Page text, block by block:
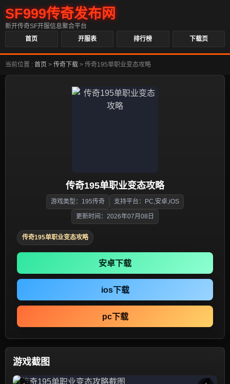
SF999传奇发布网
新开传奇SF开服信息聚合平台
首页
开服表 排行榜 下载页
当前位置 : 首页 > 传奇下载 > 传奇195单职业变态攻略
传奇195单职业变态攻略
游戏类型：195传奇 支持平台：PC,安卓,iOS
更新时间：2026年07月08日
传奇195单职业变态攻略
安卓下载
ios下载
pc下载
游戏截图